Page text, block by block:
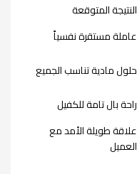
النتيجة المتوقعة
عاملة مستقرة نفسياً
حلول مادية تناسب الجميع
راحة بال تامة للكفيل
علاقة طويلة الأمد مع
العميل